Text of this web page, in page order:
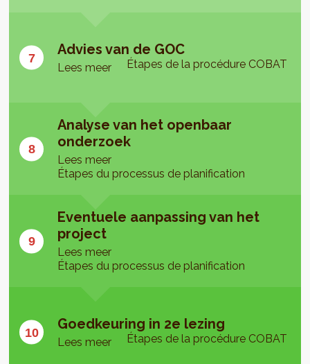
Advies van de GOC
Lees meer Étapes de la procédure COBAT
Analyse van het openbaar
onderzoek
Lees meer
Étapes du processus de planification
Eventuele aanpassing van het
project
Lees meer
Étapes du processus de planification
Goedkeuring in 2e lezing
Lees meer Étapes de la procédure COBAT